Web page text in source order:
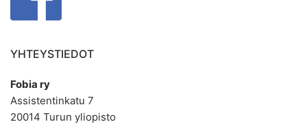
YHTEYSTIEDOT
Fobia ry
Assistentinkatu 7
20014 Turun yliopisto